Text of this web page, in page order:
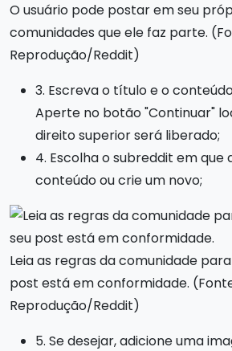
O usuário pode postar em seu
comunidades que ele faz parte.
Reprodução/Reddit)
3. Escreva o título e o
Aperte no botão "Continuar"
direito superior será liberado;
4. Escolha o subreddit em que
conteúdo ou crie um novo;
Leia as regras da comunidade
post está em conformidade.
Reprodução/Reddit)
5. Se desejar, adicione uma